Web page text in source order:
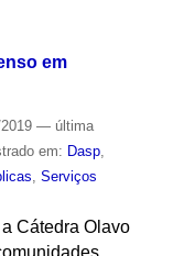
em
— última
em: Dasp,
Serviços
Cátedra Olavo